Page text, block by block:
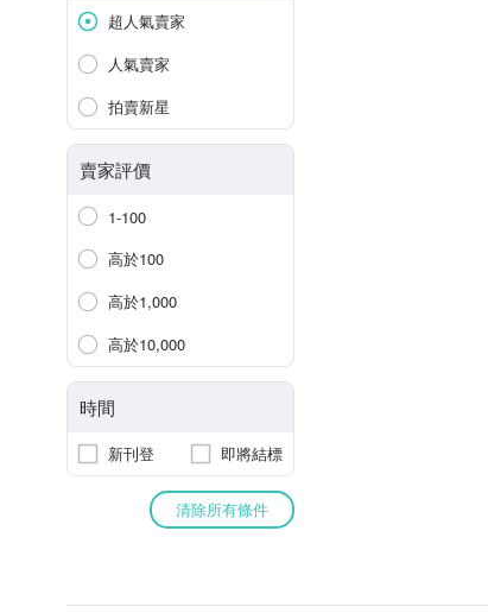
超人氣賣家
人氣賣家
拍賣新星
賣家評價
1-100
高於100
高於1,000
高於10,000
時間
新刊登 即將結標
清除所有條件